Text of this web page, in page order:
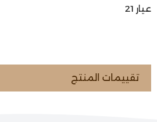
عيار 21
تقييمات المنتج